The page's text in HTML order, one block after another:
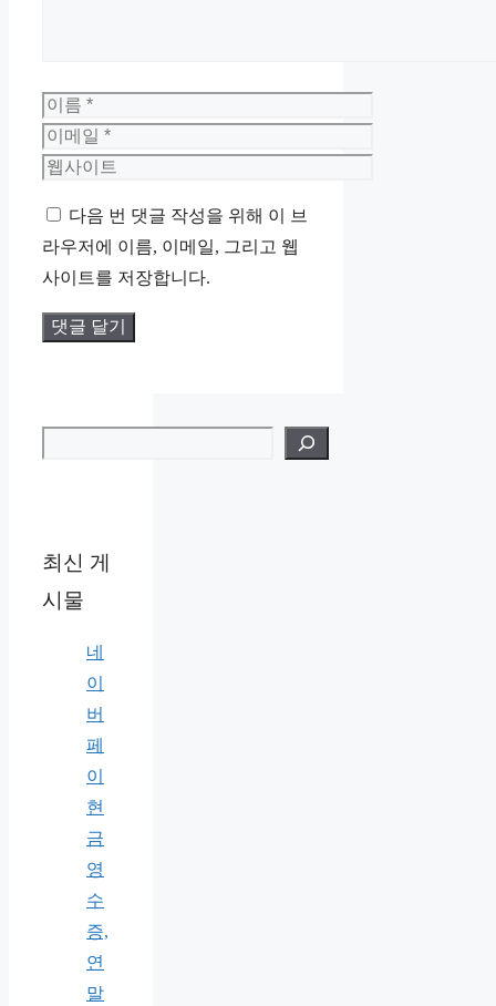
이
름
이
메
웹
이
트
다음 번 댓글 작성을 위해 이 브
라우저에 이름, 이메일, 그리고 웹
사이트를 저장합니다.
최신 게
시물
네
이
버
페
이
현
금
영
수
증,
연
말